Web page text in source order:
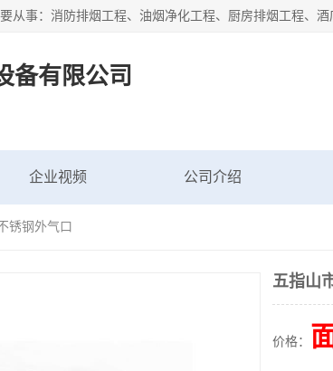
备有限公司
企业视频 公司介绍
锈钢外气口
五指山
价格：